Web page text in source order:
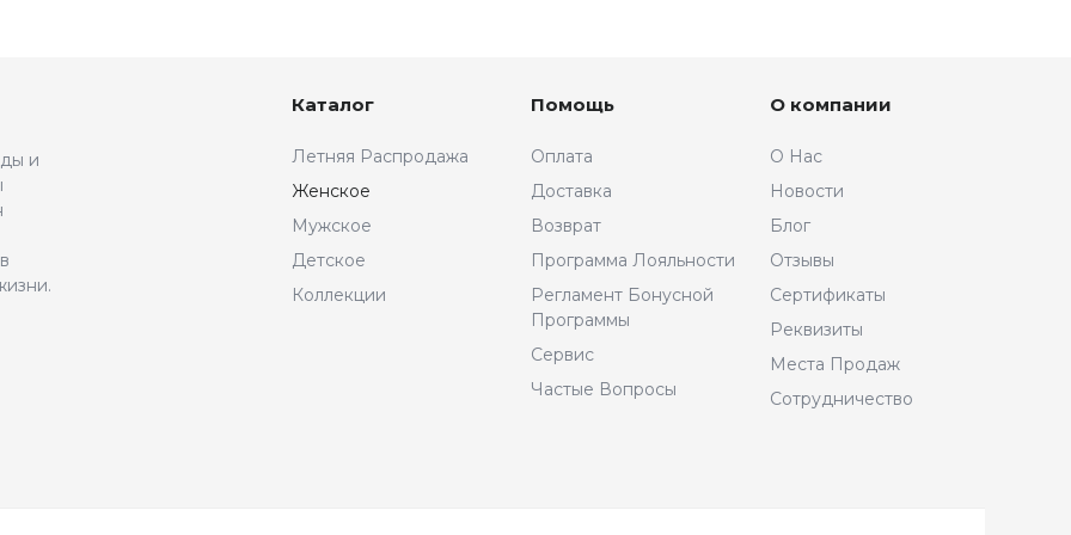
и
Каталог
Летняя Распродажа
Женское
Мужское
Детское
Коллекции
Помощь
Оплата
Доставка
Возврат
Программа Лояльности
Регламент Бонусной
Программы
Сервис
Частые Вопросы
О компании
О Нас
Новости
Блог
Отзывы
Сертификаты
Реквизиты
Места Продаж
Сотрудничество